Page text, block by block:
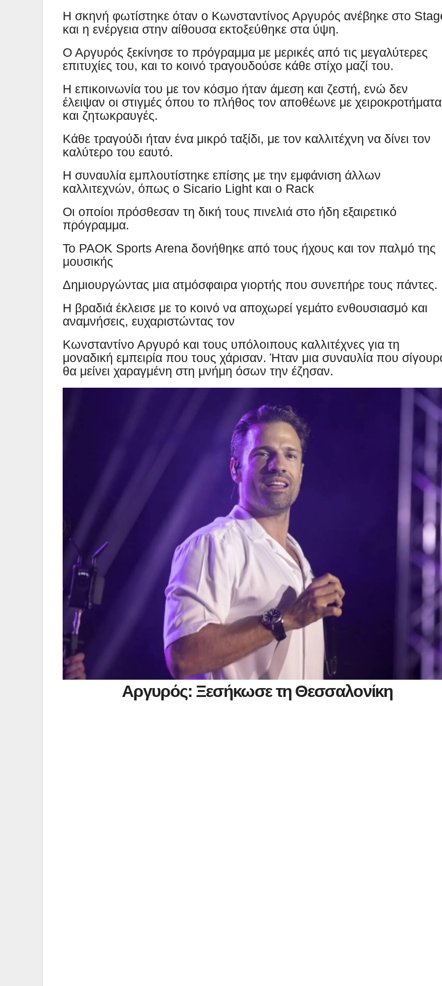
Η σκηνή φωτίστηκε όταν ο Κωνσταντίνος Αργυρός ανέβηκε στο
και η ενέργεια στην αίθουσα εκτοξεύθηκε στα ύψη.
Ο Αργυρός ξεκίνησε το πρόγραμμα με μερικές από τις μεγαλύτερες
επιτυχίες του, και το κοινό τραγουδούσε κάθε στίχο μαζί του.
Η επικοινωνία του με τον κόσμο ήταν άμεση και ζεστή, ενώ δεν
έλειψαν οι στιγμές όπου το πλήθος τον αποθέωνε με χειροκροτήματα
και ζητωκραυγές.
Κάθε τραγούδι ήταν ένα μικρό ταξίδι, με τον καλλιτέχνη να δίνει τον
καλύτερo του εαυτό.
Η συναυλία εμπλουτίστηκε επίσης με την εμφάνιση άλλων
καλλιτεχνών, όπως ο Sicario Light και ο Rack
Οι οποίοι πρόσθεσαν τη δική τους πινελιά στο ήδη εξαιρετικό
πρόγραμμα.
Το PAOK Sports Arena δονήθηκε από τους ήχους και τον παλμό της
μουσικής
Δημιουργώντας μια ατμόσφαιρα γιορτής που συνεπήρε τους πάντες.
Η βραδιά έκλεισε με το κοινό να αποχωρεί γεμάτο ενθουσιασμό και
αναμνήσεις, ευχαριστώντας τον
Κωνσταντίνο Αργυρό και τους υπόλοιπους καλλιτέχνες για τη
μοναδική εμπειρία που τους χάρισαν. Ήταν μια συναυλία που
θα μείνει χαραγμένη στη μνήμη όσων την έζησαν.
Αργυρός: Ξεσήκωσε τη Θεσσαλονίκη